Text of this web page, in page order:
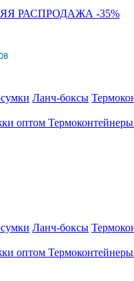
РАСПРОДАЖА -35%
Ланч-боксы
оптом
Ланч-боксы
оптом